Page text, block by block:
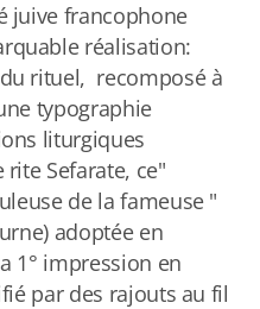
juive francophone
réalisation:
rituel, recomposé à
typographie
liturgiques
Sefarate, ce"
de la fameuse "
adoptée en
1° impression en
par des rajouts au fil